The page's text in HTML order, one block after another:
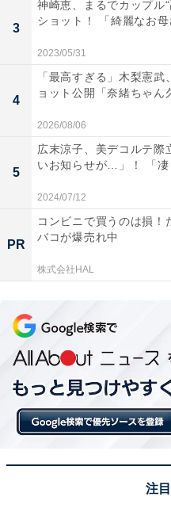
3
神崎恵、まるでカップル
ショット！ 「綺麗なお
2023/05/31
4
「最高すぎる」木梨憲
ョット公開「奈緒ちゃん
2026/08/06
5
広末涼子、美デコルテ際
いお知らせが…」！ 「
2024/07/12
PR
コンビニで買うのは損！
バコが爆売れ中
株式会社HAL
注